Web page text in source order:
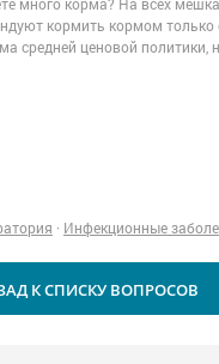
кормить кормом только
средней ценовой политики,
· Инфекционные
К СПИСКУ ВОПРОСОВ